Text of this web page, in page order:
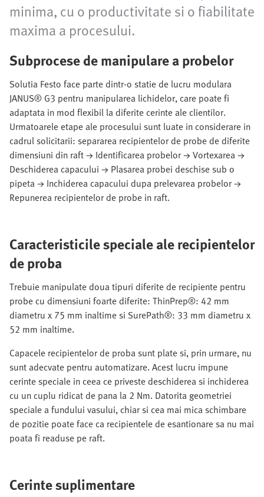
minima, cu o productivitate si o fiabilitate
maxima a procesului.
Subprocese de manipulare a probelor
Solutia Festo face parte dintr-o statie de lucru modulara
JANUS® G3 pentru manipularea lichidelor, care poate fi
adaptata in mod flexibil la diferite cerinte ale clientilor.
Urmatoarele etape ale procesului sunt luate in considerare in
cadrul solicitarii: separarea recipientelor de probe de diferite
dimensiuni din raft → Identificarea probelor → Vortexarea →
Deschiderea capacului → Plasarea probei deschise sub o
pipeta → Inchiderea capacului dupa prelevarea probelor →
Repunerea recipientelor de probe in raft.
Caracteristicile speciale ale recipientelor
de proba
Trebuie manipulate doua tipuri diferite de recipiente pentru
probe cu dimensiuni foarte diferite: ThinPrep®: 42 mm
diametru x 75 mm inaltime si SurePath®: 33 mm diametru x
52 mm inaltime.
Capacele recipientelor de proba sunt plate si, prin urmare, nu
sunt adecvate pentru automatizare. Acest lucru impune
cerinte speciale in ceea ce priveste deschiderea si inchiderea
cu un cuplu ridicat de pana la 2 Nm. Datorita geometriei
speciale a fundului vasului, chiar si cea mai mica schimbare
de pozitie poate face ca recipientele de esantionare sa nu mai
poata fi readuse pe raft.
Cerinte suplimentare